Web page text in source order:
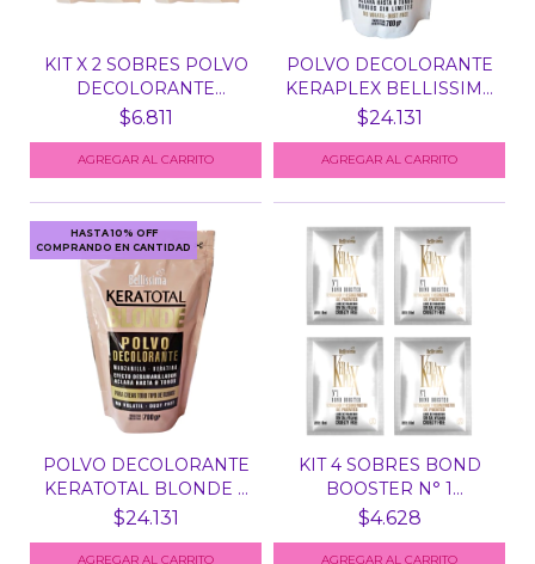
KIT X 2 SOBRES POLVO
DECOLORANTE
BLONDE...
$6.811
POLVO DECOLORANTE
KERAPLEX BELLISSIMA
X...
$24.131
HASTA 10% OFF
COMPRANDO EN CANTIDAD
POLVO DECOLORANTE
KERATOTAL BLONDE X
700...
$24.131
KIT 4 SOBRES BOND
BOOSTER N° 1
KERAPLEX...
$4.628